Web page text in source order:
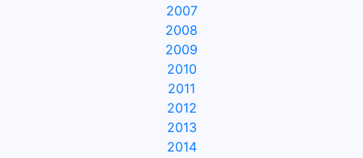
2007
2008
2009
2010
2011
2012
2013
2014